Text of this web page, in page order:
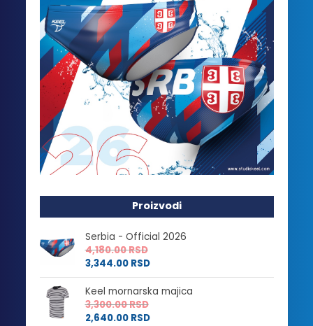
Proizvodi
Serbia - Official 2026
4,180.00RSD
3,344.00 RSD
Keel mornarska majica
3,300.00RSD
2,640.00 RSD